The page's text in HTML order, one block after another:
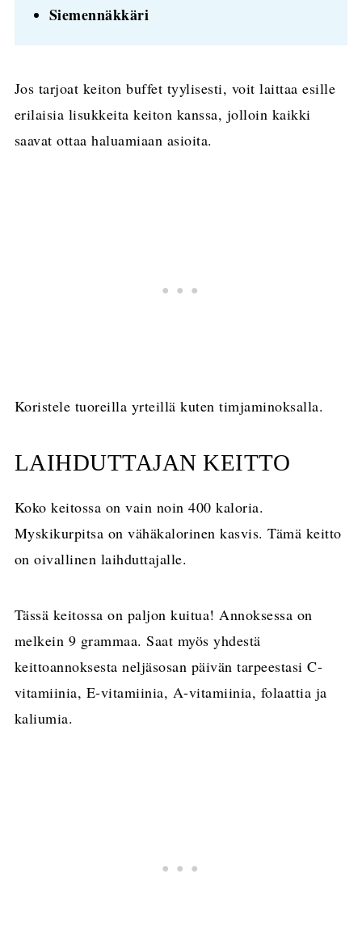
Siemennäkkäri
Jos tarjoat keiton buffet tyylisesti, voit laittaa esille
erilaisia lisukkeita keiton kanssa, jolloin kaikki
saavat ottaa haluamiaan asioita.
Koristele tuoreilla yrteillä kuten timjaminoksalla.
LAIHDUTTAJAN KEITTO
Koko keitossa on vain noin 400 kaloria.
Myskikurpitsa on vähäkalorinen kasvis. Tämä keitto
on oivallinen laihduttajalle.
Tässä keitossa on paljon kuitua! Annoksessa on
melkein 9 grammaa. Saat myös yhdestä
keittoannoksesta neljäsosan päivän tarpeestasi C-
vitamiinia, E-vitamiinia, A-vitamiinia, folaattia ja
kaliumia.